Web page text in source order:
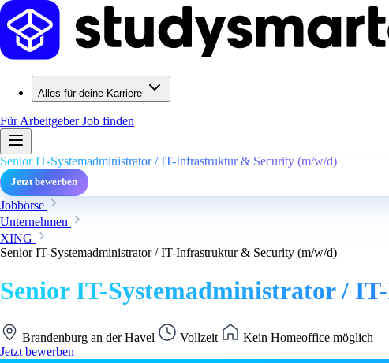
Alles für deine Karriere
Für ArbeitgeberJob finden
Senior IT-Systemadministrator / IT-Infrastruktur & Security (m/w/d)
Jetzt bewerben
Jobbörse
Unternehmen
XING
Senior IT-Systemadministrator / IT-Infrastruktur & Security (m/w/d)
Senior IT-Systemadministrator /
Brandenburg an der Havel Vollzeit
Kein Homeoffice möglich
Jetzt bewerben